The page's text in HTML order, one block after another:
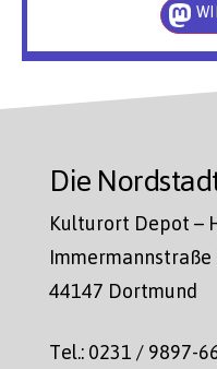
Die
Kulturort Depot –
Immermannstraße
44147 Dortmund
Tel.: 0231 / 9897-